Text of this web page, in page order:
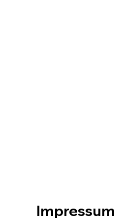
Impressum